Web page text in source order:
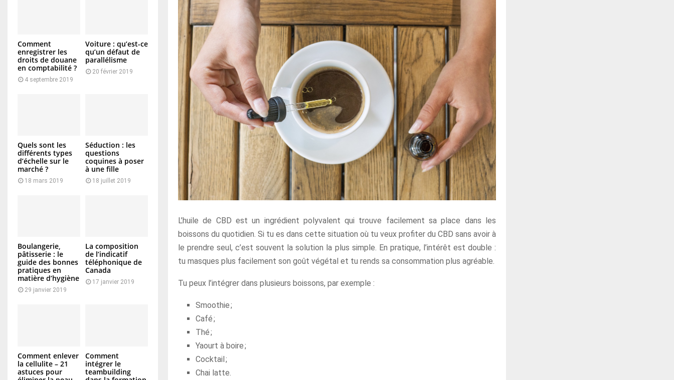
L’huile de CBD est un ingrédient polyvalent qui trouve facilement sa place dans les
boissons du quotidien. Si tu es dans cette situation où tu veux profiter du CBD sans avoir à
le prendre seul, c’est souvent la solution la plus simple. En pratique, l’intérêt est double :
tu masques plus facilement son goût végétal et tu rends sa consommation plus agréable.
Tu peux l’intégrer dans plusieurs boissons, par exemple :
Smoothie ;
Café ;
Thé ;
Yaourt à boire ;
Cocktail ;
Chai latte.
Comment
enregistrer les
droits de douane
en comptabilité ?
4 septembre 2019
Voiture : qu’est-ce
qu’un défaut de
parallélisme
20 février 2019
Quels sont les
différents types
d’échelle sur le
marché ?
18 mars 2019
Séduction : les
questions
coquines à poser
à une fille
18 juillet 2019
Boulangerie,
pâtisserie : le
guide des bonnes
pratiques en
matière d’hygiène
29 janvier 2019
La composition
de l’indicatif
téléphonique de
Canada
17 janvier 2019
Comment enlever
la cellulite – 21
astuces pour
Comment
intégrer le
teambuilding